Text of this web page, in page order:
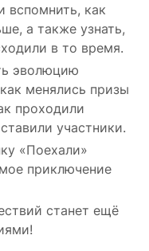
вспомнить, как
а также узнать,
в то время.
эволюцию
менялись призы
проходили
участники.
«Поехали»
приключение
станет ещё